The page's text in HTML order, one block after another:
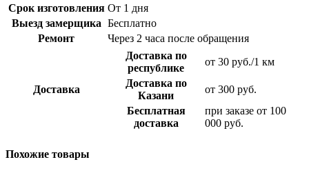
Срок изготовления От 1 дня
Выезд замерщика Бесплатно
Ремонт
Через 2 часа после обращения
Доставка
Доставка по
республике
от 30 руб./1 км
Доставка по
Казани
от 300 руб.
Бесплатная
доставка
при заказе от 100
000 руб.
Похожие товары